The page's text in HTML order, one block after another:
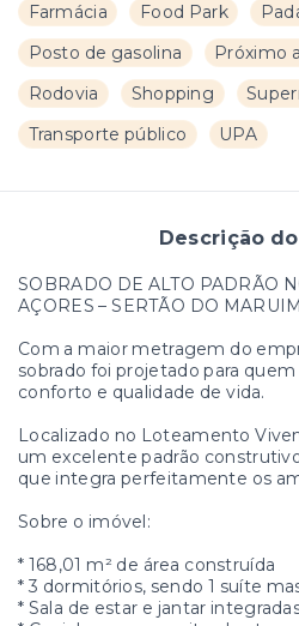
Farmácia
Food Park
Posto de gasolina
Próximo
Rodovia
Shopping
Transporte público
UPA
Descrição
SOBRADO DE ALTO PADRÃO
AÇORES – SERTÃO DO
Com a maior metragem do
sobrado foi projetado para
conforto e qualidade de vida.
Localizado no Loteamento
um excelente padrão
que integra perfeitamente os
Sobre o imóvel:
* 168,01 m² de área construída
* 3 dormitórios, sendo 1 suíte
* Sala de estar e jantar